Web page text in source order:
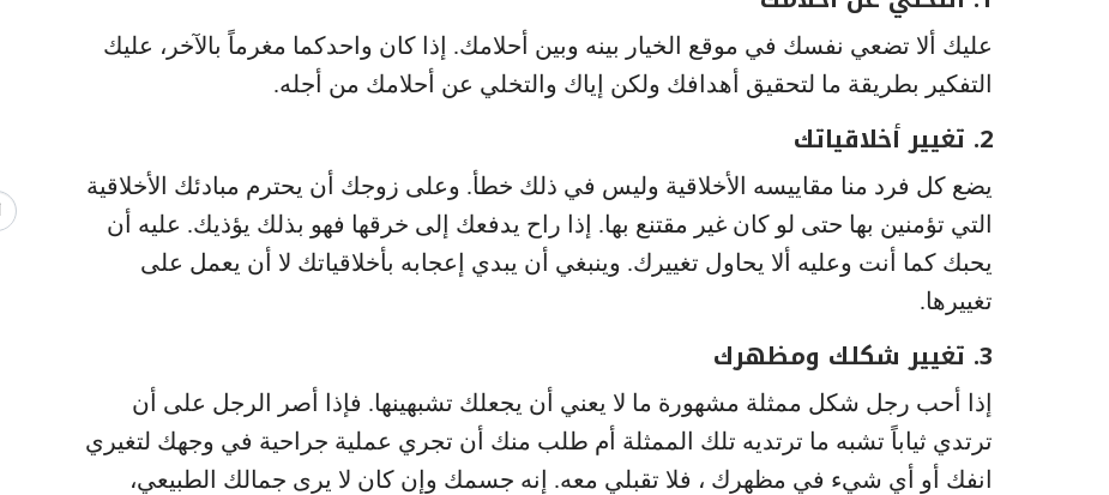
عليك ألا تضعي نفسك في موقع الخيار بينه وبين أحلامك. إذا كان واحدكما مغرماً بالآخر، عليك
التفكير بطريقة ما لتحقيق أهدافك ولكن إياك والتخلي عن أحلامك من أجله.
2. تغيير أخلاقياتك
يضع كل فرد منا مقاييسه الأخلاقية وليس في ذلك خطأ. وعلى زوجك أن يحترم مبادئك الأخلاقية
التي تؤمنين بها حتى لو كان غير مقتنع بها. إذا راح يدفعك إلى خرقها فهو بذلك يؤذيك. عليه أن
يحبك كما أنت وعليه ألا يحاول تغييرك. وينبغي أن يبدي إعجابه بأخلاقياتك لا أن يعمل على
تغييرها.
3. تغيير شكلك ومظهرك
إذا أحب رجل شكل ممثلة مشهورة ما لا يعني أن يجعلك تشبهينها. فإذا أصر الرجل على أن
ترتدي ثياباً تشبه ما ترتديه تلك الممثلة أم طلب منك أن تجري عملية جراحية في وجهك لتغيري
انفك أو أي شيء في مظهرك ، فلا تقبلي معه. إنه جسمك وإن كان لا يرى جمالك الطبيعي،